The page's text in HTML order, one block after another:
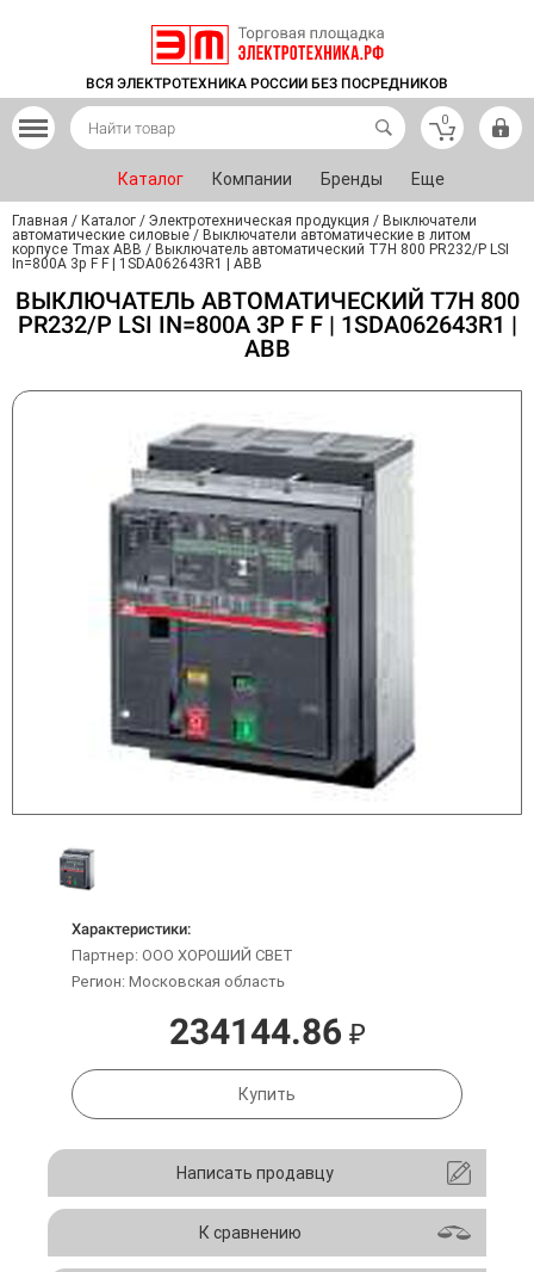
ВСЯ ЭЛЕКТРОТЕХНИКА РОССИИ БЕЗ ПОСРЕДНИКОВ
0
Каталог Компании Бренды Еще
Главная / Каталог / Электротехническая продукция / Выключатели
автоматические силовые / Выключатели автоматические в литом
корпусе Tmax ABB / Выключатель автоматический T7H 800 PR232/P LSI
In=800A 3p F F | 1SDA062643R1 | ABB
ВЫКЛЮЧАТЕЛЬ АВТОМАТИЧЕСКИЙ T7H 800
PR232/P LSI IN=800A 3P F F | 1SDA062643R1 |
ABB
Характеристики:
Партнер: ООО ХОРОШИЙ СВЕТ
Регион: Московская область
234144.86 ₽
Купить
Написать продавцу
К сравнению